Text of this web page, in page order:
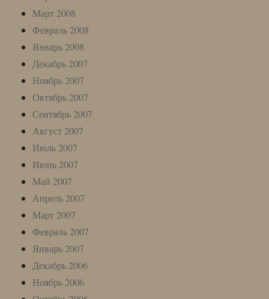
Март 2008
Февраль 2008
Январь 2008
Декабрь 2007
Ноябрь 2007
Октябрь 2007
Сентябрь 2007
Август 2007
Июль 2007
Июнь 2007
Май 2007
Апрель 2007
Март 2007
Февраль 2007
Январь 2007
Декабрь 2006
Ноябрь 2006